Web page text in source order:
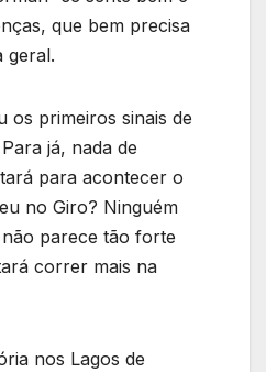
que bem precisa
geral.
os primeiros sinais de
já, nada de
para acontecer o
no Giro? Ninguém
parece tão forte
correr mais na
nos Lagos de